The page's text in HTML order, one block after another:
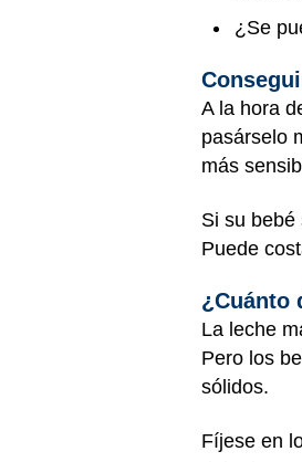
¿Se
A la hora
pasárselo
más
Si su
Puede
¿Cuánto
La leche
Pero los
sólidos.
Fíjese en